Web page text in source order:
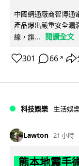
中國網通廠商智博
產品爆出嚴重安全漏
線，旗...
閱讀全文
301 66 ↗
科技娛樂 生活娛
Lawton 21 小時
熊本地震手